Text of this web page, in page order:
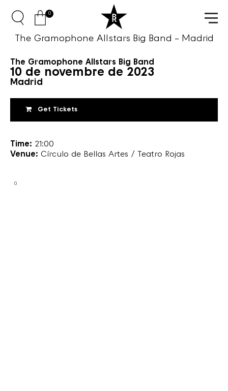
The Gramophone Allstars Big Band – Madrid
0
The Gramophone Allstars Big Band
10 de novembre de 2023
Madrid
Get Tickets
Time: 21:00
Venue: Círculo de Bellas Artes / Teatro Rojas
0